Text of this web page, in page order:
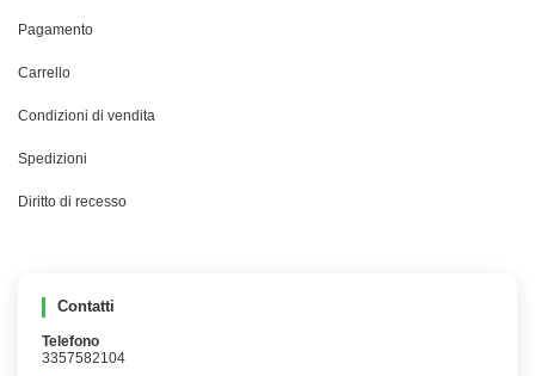
Pagamento
Carrello
Condizioni di vendita
Spedizioni
Diritto di recesso
Contatti
Telefono
3357582104